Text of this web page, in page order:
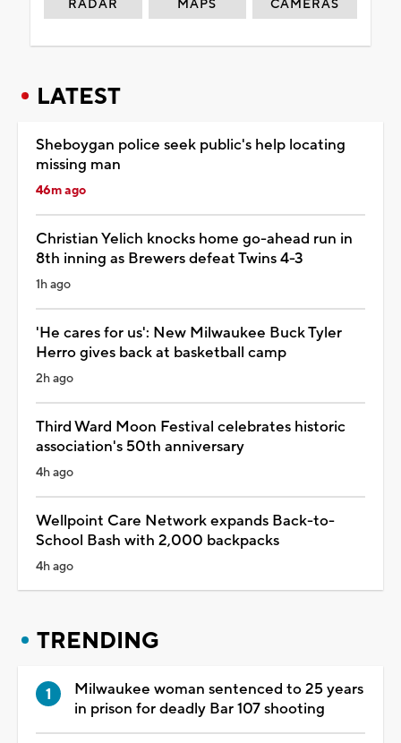
RADAR MAPS CAMERAS
LATEST
Sheboygan police seek public's help locating
missing man
46m ago
Christian Yelich knocks home go-ahead run in
8th inning as Brewers defeat Twins 4-3
1h ago
'He cares for us': New Milwaukee Buck Tyler
Herro gives back at basketball camp
2h ago
Third Ward Moon Festival celebrates historic
association's 50th anniversary
4h ago
Wellpoint Care Network expands Back-to-
School Bash with 2,000 backpacks
4h ago
TRENDING
Milwaukee woman sentenced to 25 years
in prison for deadly Bar 107 shooting